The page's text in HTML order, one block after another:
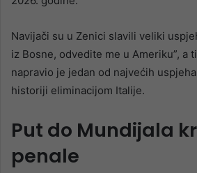
Navijači su u Zenici slavili veliki
iz Bosne, odvedite me u Ameriku”, a
napravio je jedan od najvećih
historiji eliminacijom Italije.
Put do Mundijala
penale